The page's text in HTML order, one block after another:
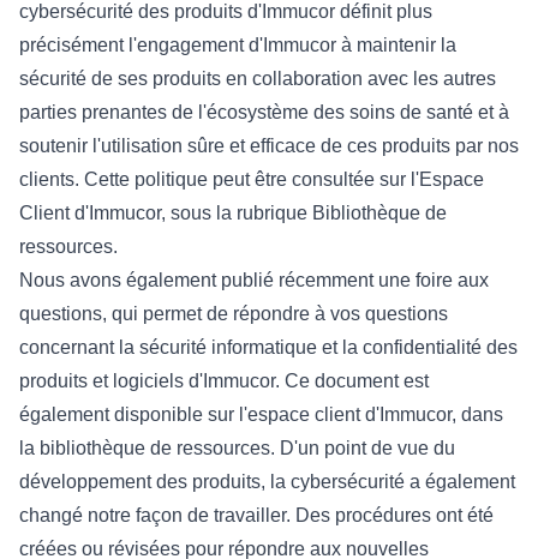
cybersécurité des produits d'Immucor définit plus
précisément l'engagement d'Immucor à maintenir la
sécurité de ses produits en collaboration avec les autres
parties prenantes de l'écosystème des soins de santé et à
soutenir l'utilisation sûre et efficace de ces produits par nos
clients. Cette politique peut être consultée sur l'Espace
Client d'Immucor, sous la rubrique Bibliothèque de
ressources.
Nous avons également publié récemment une foire aux
questions, qui permet de répondre à vos questions
concernant la sécurité informatique et la confidentialité des
produits et logiciels d'Immucor. Ce document est
également disponible sur l'espace client d'Immucor, dans
la bibliothèque de ressources. D'un point de vue du
développement des produits, la cybersécurité a également
changé notre façon de travailler. Des procédures ont été
créées ou révisées pour répondre aux nouvelles